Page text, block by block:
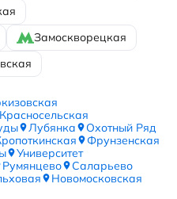
Замоскворецкая
Красносельская
Лубянка
Охотный Ряд
Фрунзенская
Университет
Румянцево
Саларьево
Новомосковская